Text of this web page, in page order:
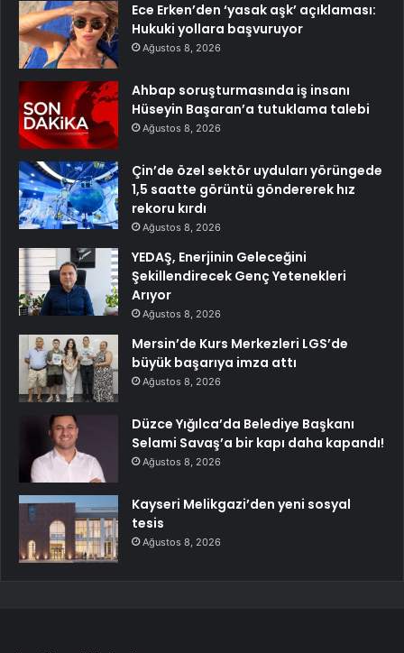
Ece Erken’den ‘yasak aşk’ açıklaması:
Hukuki yollara başvuruyor
Ağustos 8, 2026
Ahbap soruşturmasında iş insanı
Hüseyin Başaran’a tutuklama talebi
Ağustos 8, 2026
Çin’de özel sektör uyduları yörüngede
1,5 saatte görüntü göndererek hız
rekoru kırdı
Ağustos 8, 2026
YEDAŞ, Enerjinin Geleceğini
Şekillendirecek Genç Yetenekleri
Arıyor
Ağustos 8, 2026
Mersin’de Kurs Merkezleri LGS’de
büyük başarıya imza attı
Ağustos 8, 2026
Düzce Yığılca’da Belediye Başkanı
Selami Savaş’a bir kapı daha kapandı!
Ağustos 8, 2026
Kayseri Melikgazi’den yeni sosyal
tesis
Ağustos 8, 2026